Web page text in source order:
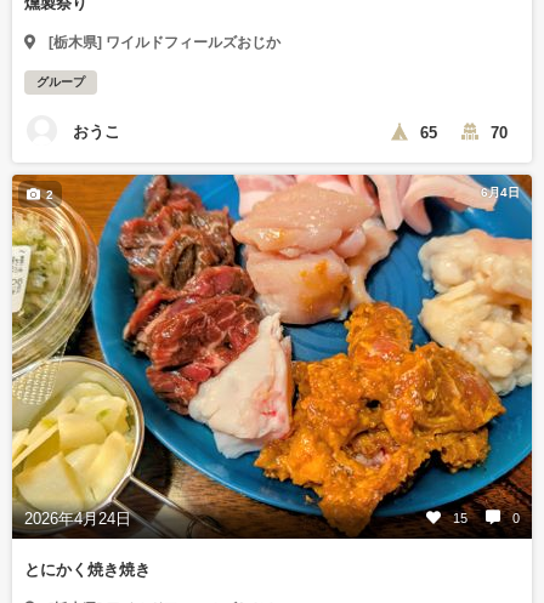
[栃木県] ワイルドフィールズおじか
グループ
おうこ 65 70
6月4日
2026年4月24日 15 0
2
とにかく焼き焼き